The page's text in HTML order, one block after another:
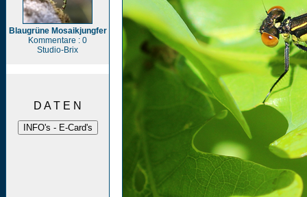
Blaugrüne Mosaikjungfer
Kommentare : 0
Studio-Brix
D A T E N